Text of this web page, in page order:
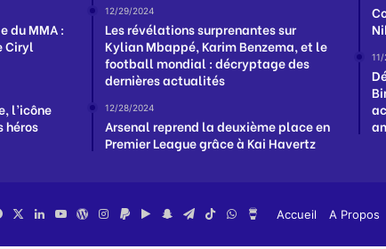
du MMA :
Ciryl
l’icône
héros
12/29/2024
Les révélations surprenantes sur
Kylian Mbappé, Karim Benzema, et le
football mondial : décryptage des
dernières actualités
12/28/2024
Arsenal reprend la deuxième place en
Premier League grâce à Kai Havertz
Accueil A Propos
FacebookLinkedinYouTubeWordPress
Instagram
PayPalGoogleSnapchat
Telegram
TikTokWhatsApp
Buy